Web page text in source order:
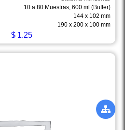
10 a 80 Muestras, 600 ml (Buffer)
144 x 102 mm
190 x 200 x 100 mm
$ 1.25